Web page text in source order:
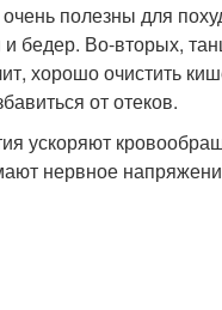
полезны для
бедер. Во-вторых,
хорошо очистить
от отеков.
ускоряют
нервное